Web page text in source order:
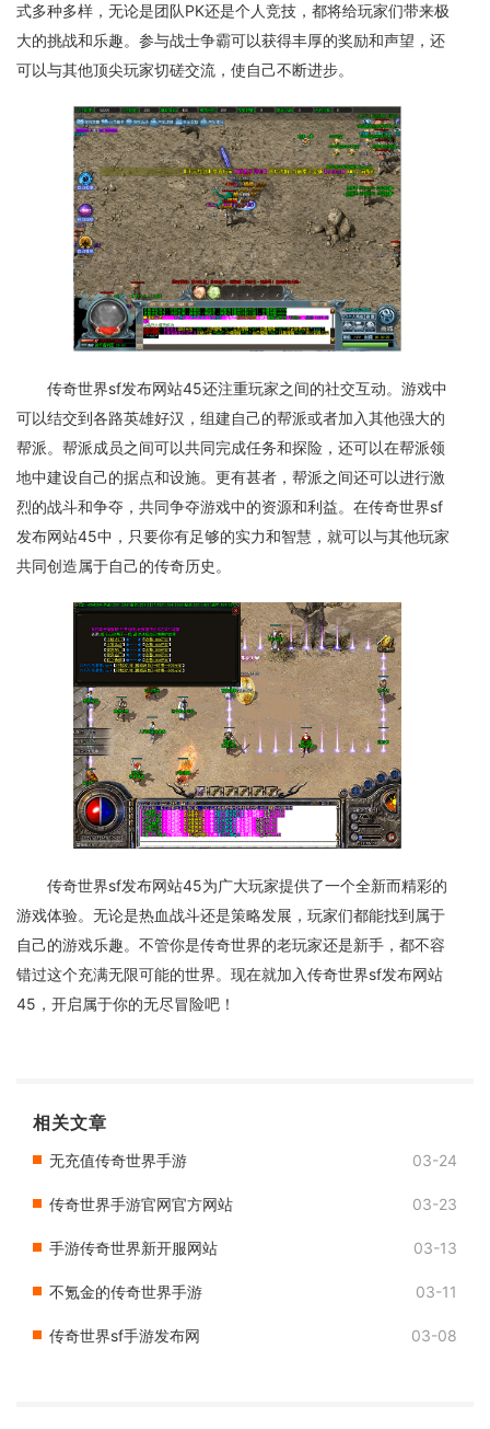
式多种多样，无论是团队PK还是个人竞技，都将给玩家们带来极
大的挑战和乐趣。参与战士争霸可以获得丰厚的奖励和声望，还
可以与其他顶尖玩家切磋交流，使自己不断进步。
传奇世界sf发布网站45还注重玩家之间的社交互动。游戏中
可以结交到各路英雄好汉，组建自己的帮派或者加入其他强大的
帮派。帮派成员之间可以共同完成任务和探险，还可以在帮派领
地中建设自己的据点和设施。更有甚者，帮派之间还可以进行激
烈的战斗和争夺，共同争夺游戏中的资源和利益。在传奇世界sf
发布网站45中，只要你有足够的实力和智慧，就可以与其他玩家
共同创造属于自己的传奇历史。
传奇世界sf发布网站45为广大玩家提供了一个全新而精彩的
游戏体验。无论是热血战斗还是策略发展，玩家们都能找到属于
自己的游戏乐趣。不管你是传奇世界的老玩家还是新手，都不容
错过这个充满无限可能的世界。现在就加入传奇世界sf发布网站
45，开启属于你的无尽冒险吧！
相关文章
无充值传奇世界手游 03-24
传奇世界手游官网官方网站 03-23
手游传奇世界新开服网站 03-13
不氪金的传奇世界手游 03-11
传奇世界sf手游发布网 03-08